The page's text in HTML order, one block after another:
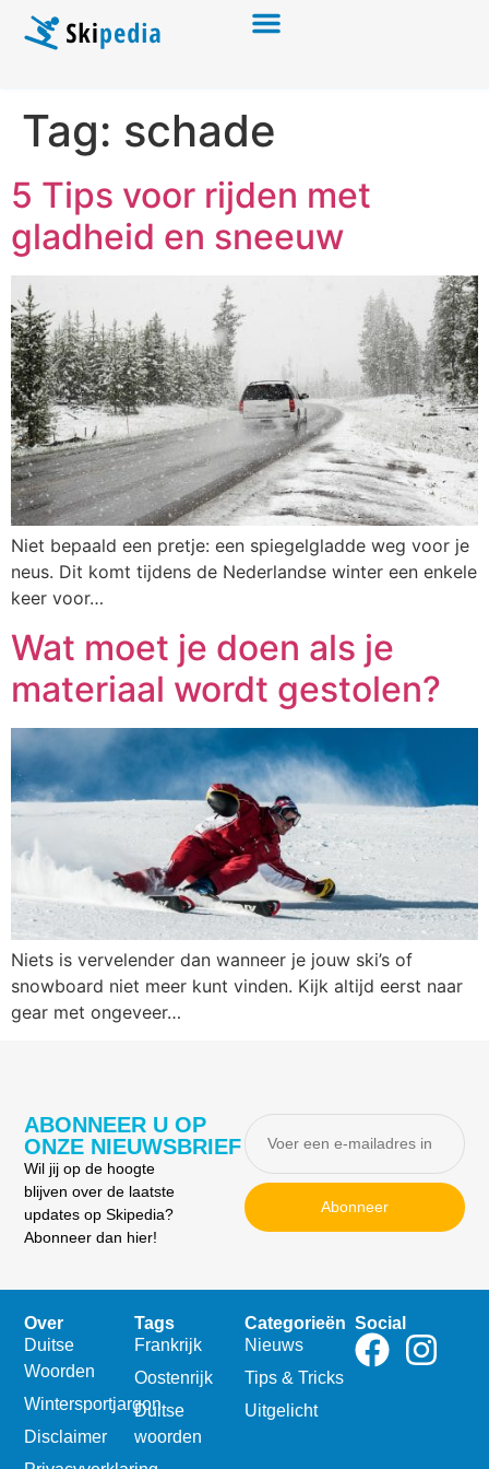
Tag: schade
5 Tips voor rijden met
gladheid en sneeuw
Niet bepaald een pretje: een spiegelgladde weg voor je
neus. Dit komt tijdens de Nederlandse winter een enkele
keer voor…
Wat moet je doen als je
materiaal wordt gestolen?
Niets is vervelender dan wanneer je jouw ski’s of
snowboard niet meer kunt vinden. Kijk altijd eerst naar
gear met ongeveer…
ABONNEER U OP
ONZE NIEUWSBRIEF
Wil jij op de hoogte
blijven over de laatste
updates op Skipedia?
Abonneer dan hier!
Abonneer
Over
Duitse
Woorden
Wintersportjargon
Disclaimer
Tags
Frankrijk
Oostenrijk
Duitse
woorden
Categorieën
Nieuws
Tips & Tricks
Uitgelicht
Social